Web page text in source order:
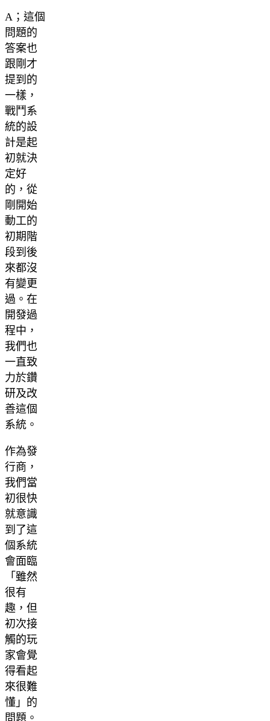
A；這個
問題的
答案也
跟剛才
提到的
一樣，
戰鬥系
統的設
計是起
初就決
定好
的，從
剛開始
動工的
初期階
段到後
來都沒
有變更
過。在
開發過
程中，
我們也
一直致
力於鑽
研及改
善這個
系統。
作為發
行商，
我們當
初很快
就意識
到了這
個系統
會面臨
「雖然
很有
趣，但
初次接
觸的玩
家會覺
得看起
來很難
懂」的
問題。